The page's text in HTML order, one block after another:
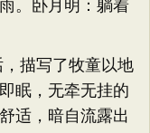
。卧月明：躺着
描写了牧童以地
眠，无牵无挂的
适，暗自流露出